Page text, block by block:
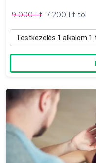
9 000 Ft 7 200 Ft-tól
Testkezelés 1 alkalom 1